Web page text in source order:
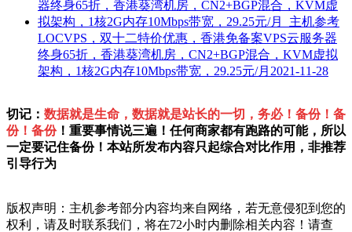
LOCVPS，双十二特价优惠，香港免备案VPS云服务器
终身65折，香港葵湾机房，CN2+BGP混合，KVM虚拟
架构，1核2G内存10Mbps带宽，29.25元/月 2021-11-28
切记： 数据就是生命，数据就是站长的一切，务必！备份！备
份！备份！重要事情说三遍！任何商家都有跑路的可能，所以
一定要记住备份！本站所发布内容只起综合对比作用，非推荐
引导行为
版权声明：主机参考部分内容均来自网络，若无意侵犯到您的
权利，请及时联系我们，将在72小时内删除相关内容！请查